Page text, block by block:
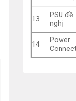
13
PSU đề
nghị
14
Power